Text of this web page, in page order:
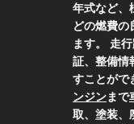
年式など、
どの燃費の
ます。 走
証、整備情
すことがで
ンジンまで
取、塗装、